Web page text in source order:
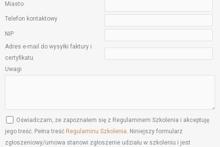
Miasto
Telefon kontaktowy
NIP
Adres e-mail do wysyłki faktury i
certyfikatu
Uwagi
Oświadczam, że zapoznałem się z Regulaminem Szkolenia i akceptuję
jego treść. Pełna treść Regulaminu Szkolenia. Niniejszy formularz
zgłoszeniowy/umowa stanowi zgłoszenie udziału w szkoleniu i jest